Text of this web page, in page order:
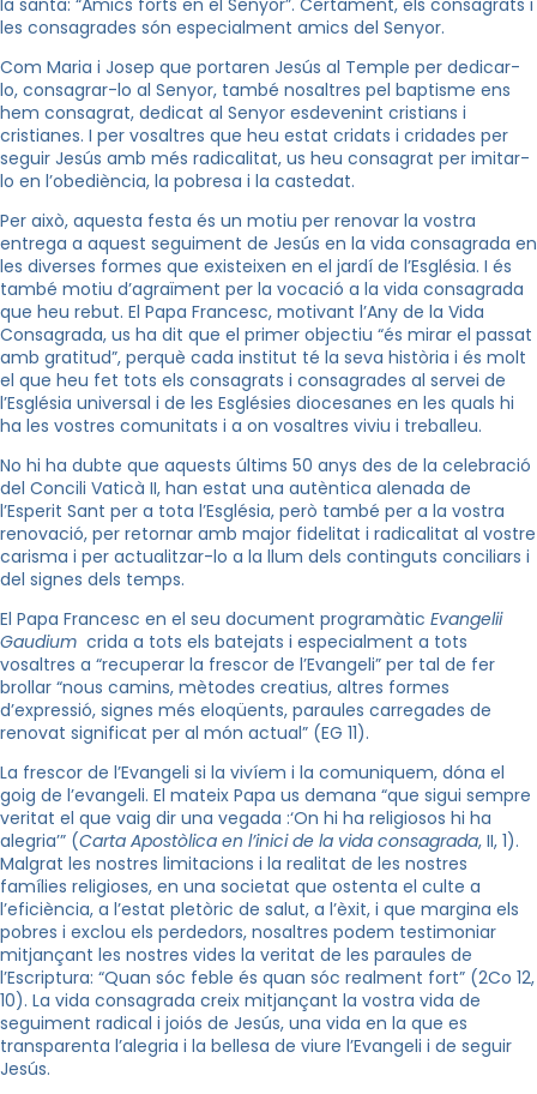
les consagrades són especialment amics del Senyor.
Com Maria i Josep que portaren Jesús al Temple per dedicar-
lo, consagrar-lo al Senyor, també nosaltres pel baptisme ens
hem consagrat, dedicat al Senyor esdevenint cristians i
cristianes. I per vosaltres que heu estat cridats i cridades per
seguir Jesús amb més radicalitat, us heu consagrat per imitar-
lo en l’obediència, la pobresa i la castedat.
Per això, aquesta festa és un motiu per renovar la vostra
entrega a aquest seguiment de Jesús en la vida consagrada en
les diverses formes que existeixen en el jardí de l’Església. I és
també motiu d’agraïment per la vocació a la vida consagrada
que heu rebut. El Papa Francesc, motivant l’Any de la Vida
Consagrada, us ha dit que el primer objectiu “és mirar el passat
amb gratitud”, perquè cada institut té la seva història i és molt
el que heu fet tots els consagrats i consagrades al servei de
l’Església universal i de les Esglésies diocesanes en les quals hi
ha les vostres comunitats i a on vosaltres viviu i treballeu.
No hi ha dubte que aquests últims 50 anys des de la celebració
del Concili Vaticà II, han estat una autèntica alenada de
l’Esperit Sant per a tota l’Església, però també per a la vostra
renovació, per retornar amb major fidelitat i radicalitat al vostre
carisma i per actualitzar-lo a la llum dels continguts conciliars i
del signes dels temps.
El Papa Francesc en el seu document programàtic Evangelii
Gaudium crida a tots els batejats i especialment a tots
vosaltres a “recuperar la frescor de l’Evangeli” per tal de fer
brollar “nous camins, mètodes creatius, altres formes
d’expressió, signes més eloqüents, paraules carregades de
renovat significat per al món actual” (EG 11).
La frescor de l’Evangeli si la vivíem i la comuniquem, dóna el
goig de l’evangeli. El mateix Papa us demana “que sigui sempre
veritat el que vaig dir una vegada :‘On hi ha religiosos hi ha
alegria’” (Carta Apostòlica en l’inici de la vida consagrada, II, 1).
Malgrat les nostres limitacions i la realitat de les nostres
famílies religioses, en una societat que ostenta el culte a
l’eficiència, a l’estat pletòric de salut, a l’èxit, i que margina els
pobres i exclou els perdedors, nosaltres podem testimoniar
mitjançant les nostres vides la veritat de les paraules de
l’Escriptura: “Quan sóc feble és quan sóc realment fort” (2Co 12,
10). La vida consagrada creix mitjançant la vostra vida de
seguiment radical i joiós de Jesús, una vida en la que es
transparenta l’alegria i la bellesa de viure l’Evangeli i de seguir
Jesús.